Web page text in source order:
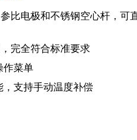
比电极和不锈钢空心杆，可
完全符合标准要求
作菜单
支持手动温度补偿